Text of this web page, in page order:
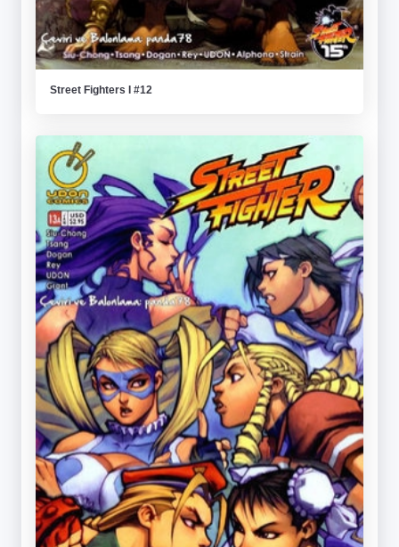
Street Fighters I #12